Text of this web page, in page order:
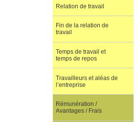
Relation de travail
Fin de la relation de
travail
Temps de travail et
temps de repos
Travailleurs et aléas de
l’entreprise
Rémunération /
Avantages / Frais